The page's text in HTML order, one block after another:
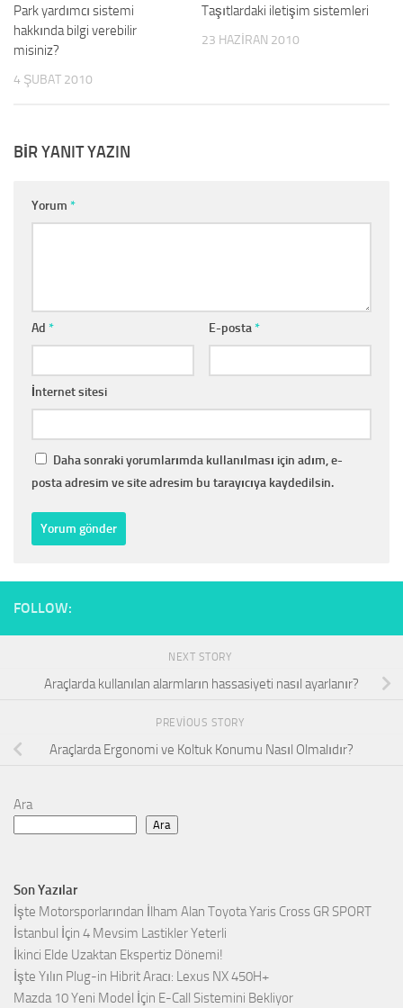
Park yardımcı sistemi
hakkında bilgi verebilir
misiniz?
4 ŞUBAT 2010
Taşıtlardaki iletişim sistemleri
23 HAZIRAN 2010
BIR YANIT YAZIN
Yorum *
Ad * E-posta*
İnternet sitesi
Daha sonraki yorumlarımda kullanılması için adım, e-
posta adresim ve site adresim bu tarayıcıya kaydedilsin.
FOLLOW:
NEXT STORY
Araçlarda kullanılan alarmların hassasiyeti nasıl ayarlanır?
PREVIOUS STORY
Araçlarda Ergonomi ve Koltuk Konumu Nasıl Olmalıdır?
Ara
Ara
Son Yazılar
İşte Motorsporlarından İlham Alan Toyota Yaris Cross GR SPORT
İstanbul İçin 4 Mevsim Lastikler Yeterli
İkinci Elde Uzaktan Ekspertiz Dönemi!
İşte Yılın Plug-in Hibrit Aracı: Lexus NX 450H+
Mazda 10 Yeni Model İçin E-Call Sistemini Bekliyor